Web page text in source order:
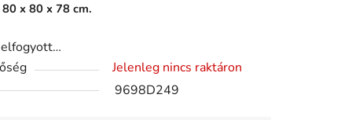
x 80 x 78 cm.
Jelenleg nincs raktáron
9698D249